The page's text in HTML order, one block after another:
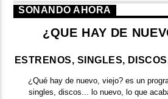
SONANDO AHORA
¿QUE HAY DE
ESTRENOS, SINGLES,
¿Qué hay de nuevo, viejo?es un
singles, discos... lo nuevo,
lo que